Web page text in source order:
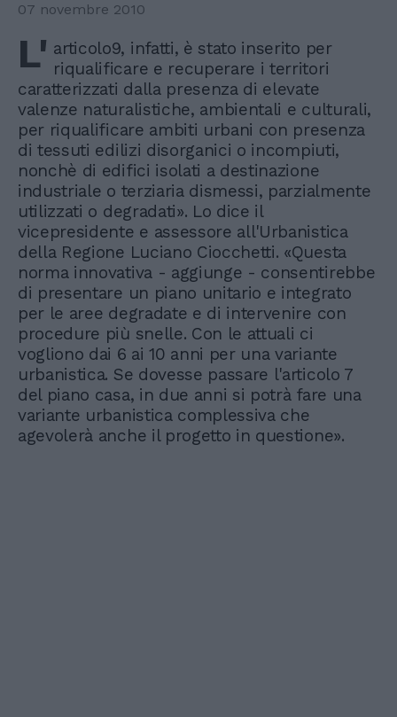
07 novembre 2010
L' articolo9, infatti, è stato inserito per
riqualificare e recuperare i territori
caratterizzati dalla presenza di elevate
valenze naturalistiche, ambientali e culturali,
per riqualificare ambiti urbani con presenza
di tessuti edilizi disorganici o incompiuti,
nonchè di edifici isolati a destinazione
industriale o terziaria dismessi, parzialmente
utilizzati o degradati». Lo dice il
vicepresidente e assessore all'Urbanistica
della Regione Luciano Ciocchetti. «Questa
norma innovativa - aggiunge - consentirebbe
di presentare un piano unitario e integrato
per le aree degradate e di intervenire con
procedure più snelle. Con le attuali ci
vogliono dai 6 ai 10 anni per una variante
urbanistica. Se dovesse passare l'articolo 7
del piano casa, in due anni si potrà fare una
variante urbanistica complessiva che
agevolerà anche il progetto in questione».